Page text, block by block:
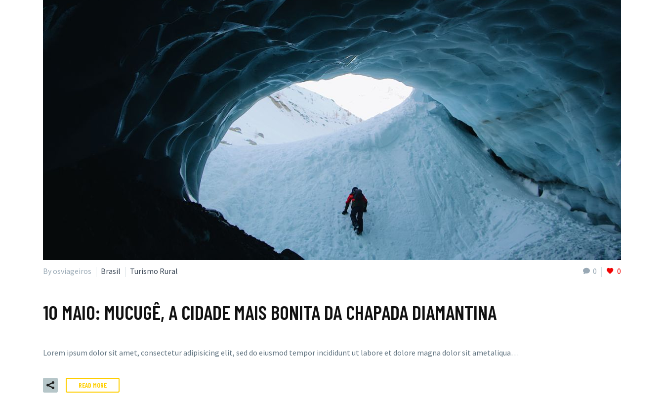
0 0
By osviageiros Brasil Turismo Rural
10 MAIO: MUCUGÊ, A CIDADE MAIS BONITA DA CHAPADA DIAMANTINA
Lorem ipsum dolor sit amet, consectetur adipisicing elit, sed do eiusmod tempor incididunt ut labore et dolore magna dolor sit ametaliqua…
READ MORE